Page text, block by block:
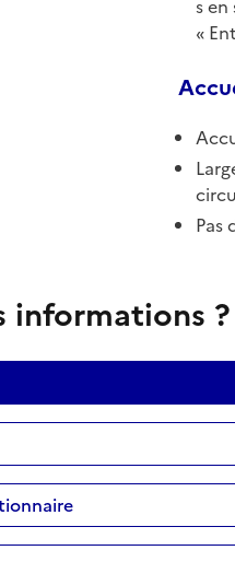
s
Pas
informations ?